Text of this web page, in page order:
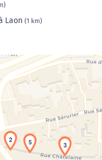
Laon (1 km)
en cours...
2
3
5